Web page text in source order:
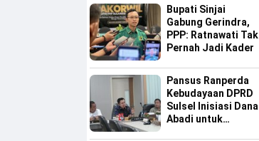
Bupati Sinjai
Gabung Gerindra,
PPP: Ratnawati Tak
Pernah Jadi Kader
Pansus Ranperda
Kebudayaan DPRD
Sulsel Inisiasi Dana
Abadi untuk